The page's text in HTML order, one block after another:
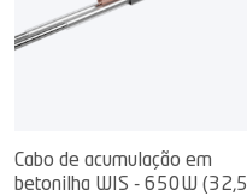
Cabo de acumulação em
betonilha WIS - 650W (32,5